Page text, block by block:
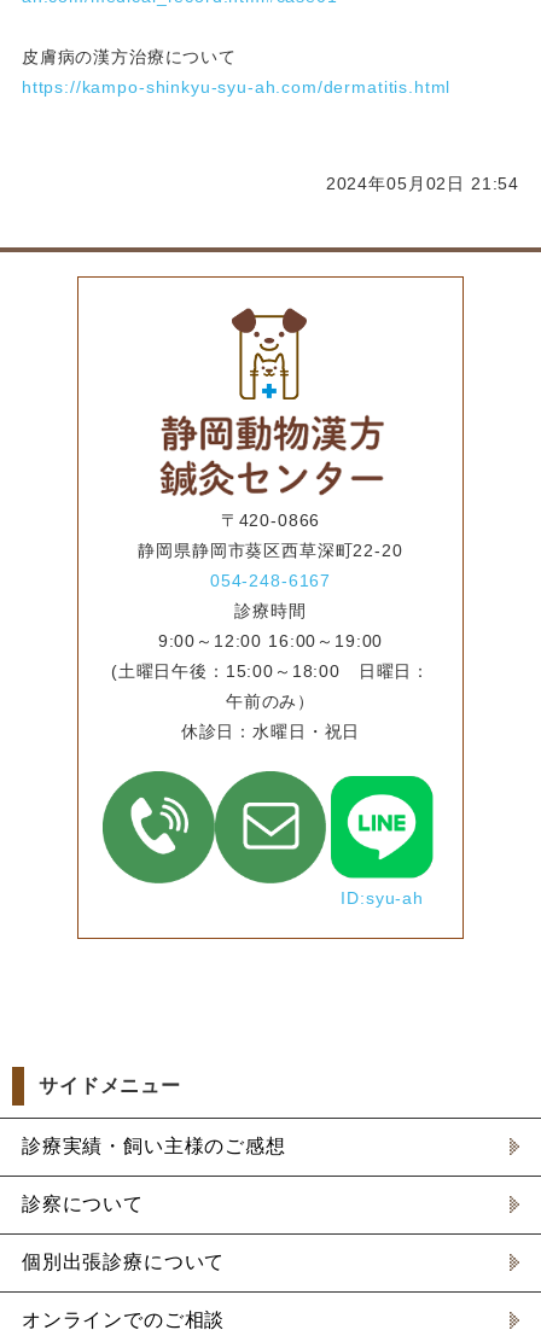
皮膚病の漢方治療について
https://kampo-shinkyu-syu-ah.com/dermatitis.html
2024年05月02日 21:54
〒420-0866
静岡県静岡市葵区西草深町22-20
054-248-6167
診療時間
9:00～12:00 16:00～19:00
(土曜日午後：15:00～18:00 日曜日：
午前のみ）
休診日：水曜日・祝日
ID:syu-ah
サイドメニュー
診療実績・飼い主様のご感想
診察について
個別出張診療について
オンラインでのご相談